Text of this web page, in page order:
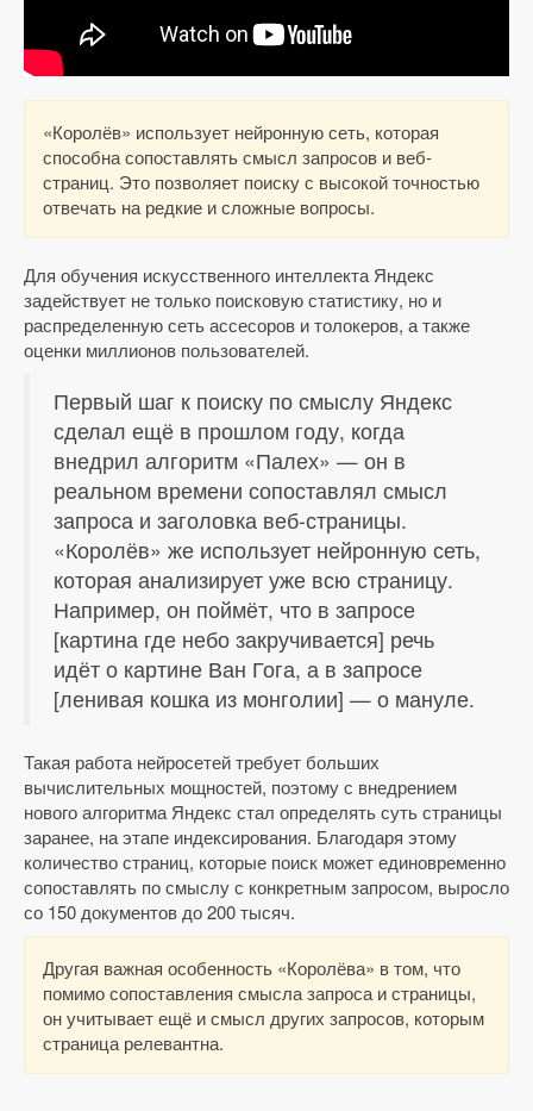
«Королёв» использует нейронную сеть, которая
способна сопоставлять смысл запросов и веб-
страниц. Это позволяет поиску с высокой точностью
отвечать на редкие и сложные вопросы.
Для обучения искусственного интеллекта Яндекс
задействует не только поисковую статистику, но и
распределенную сеть ассесоров и толокеров, а также
оценки миллионов пользователей.
Первый шаг к поиску по смыслу Яндекс
сделал ещё в прошлом году, когда
внедрил алгоритм «Палех» — он в
реальном времени сопоставлял смысл
запроса и заголовка веб-страницы.
«Королёв» же использует нейронную сеть,
которая анализирует уже всю страницу.
Например, он поймёт, что в запросе
[картина где небо закручивается] речь
идёт о картине Ван Гога, а в запросе
[ленивая кошка из монголии] — о мануле.
Такая работа нейросетей требует больших
вычислительных мощностей, поэтому с внедрением
нового алгоритма Яндекс стал определять суть страницы
заранее, на этапе индексирования. Благодаря этому
количество страниц, которые поиск может единовременно
сопоставлять по смыслу с конкретным запросом, выросло
со 150 документов до 200 тысяч.
Другая важная особенность «Королёва» в том, что
помимо сопоставления смысла запроса и страницы,
он учитывает ещё и смысл других запросов, которым
страница релевантна.